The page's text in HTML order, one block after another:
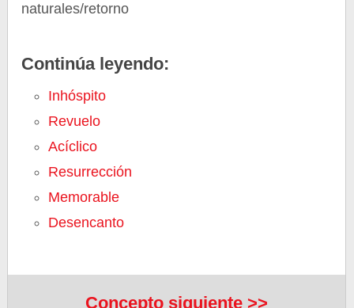
naturales/retorno
Continúa leyendo:
Inhóspito
Revuelo
Acíclico
Resurrección
Memorable
Desencanto
Concepto siguiente >>